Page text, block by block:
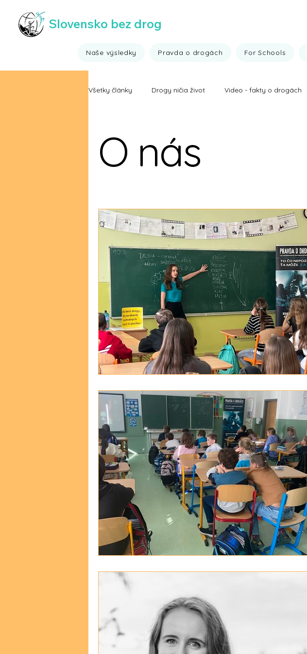
Slovensko bez drog
Naše výsledky Pravda o drogách For Schools
Všetky články Drogy ničia život Video - fakty o drogách
Fakty o drogách Ide to aj bez drog
O nás